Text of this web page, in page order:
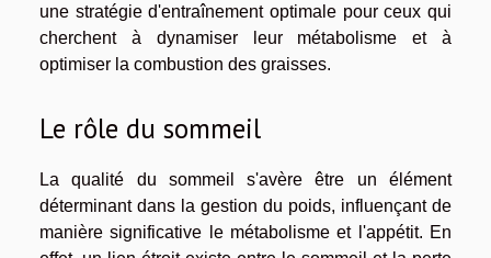
une stratégie d'entraînement optimale pour ceux qui
cherchent à dynamiser leur métabolisme et à
optimiser la combustion des graisses.
Le rôle du sommeil
La qualité du sommeil s'avère être un élément
déterminant dans la gestion du poids, influençant de
manière significative le métabolisme et l'appétit. En